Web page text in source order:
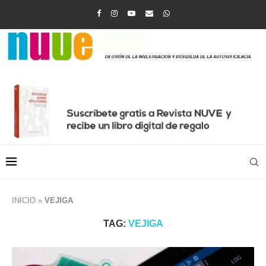
INICIO » VEJIGA
TAG: VEJIGA